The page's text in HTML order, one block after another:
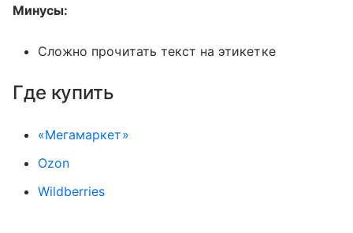
Минусы:
Сложно прочитать текст на этикетке
Где купить
«Мегамаркет»
Ozon
Wildberries